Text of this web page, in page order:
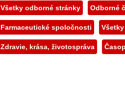
Všetky odborné stránky Odborné
Farmaceutické spoločnosti
Zdravie, krása, životospráva